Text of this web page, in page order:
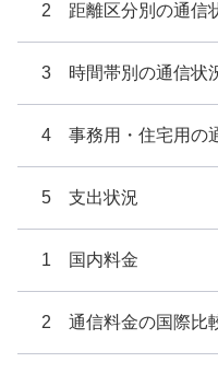
2 距離区分別の通信
3 時間帯別の通信状
4 事務用・住宅用の
5 支出状況
1 国内料金
2 通信料金の国際比